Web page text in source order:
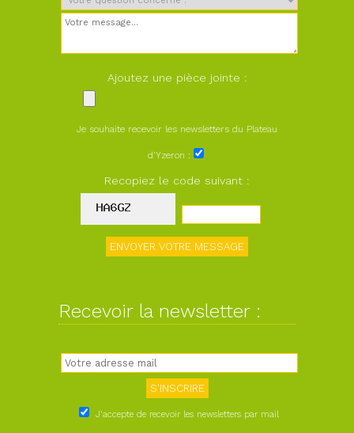
Ajoutez une pièce jointe :
Je souhaite recevoir les newsletters du Plateau
d'Yzeron :
Recopiez le code suivant :
Recevoir la newsletter :
J'accepte de recevoir les newsletters par mail